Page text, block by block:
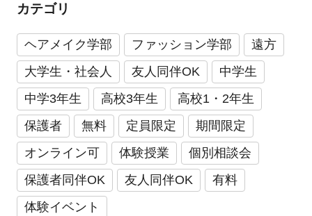
カテゴリ
ヘアメイク学部 ファッション学部
遠方
大学生・社会人
友人同伴OK
中学生
中学3年生
高校3年生
高校1・2年生
保護者
無料 定員限定
期間限定
オンライン可
体験授業
個別相談会
保護者同伴OK
友人同伴OK
有料
体験イベント